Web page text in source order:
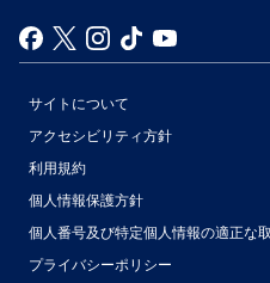
サイトについて
アクセシビリティ方針
利用規約
個人情報保護方針
個人番号及び特定個人情報の適正な
プライバシーポリシー